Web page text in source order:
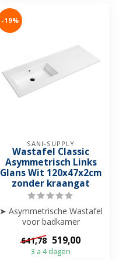
-19%
SANI-SUPPLY
Wastafel Classic
Asymmetrisch Links
Glans Wit 120x47x2cm
zonder kraangat
➤ Asymmetrische Wastafel
voor badkamer
➤ Kraangat optioneel en
met overloop
➤...
641,78 519,00
3 a 4 dagen